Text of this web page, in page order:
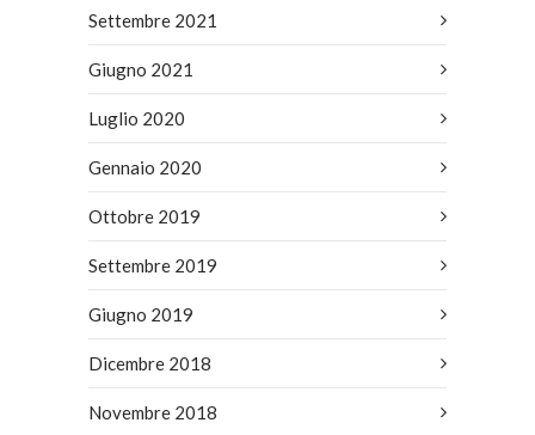
Settembre 2021
Giugno 2021
Luglio 2020
Gennaio 2020
Ottobre 2019
Settembre 2019
Giugno 2019
Dicembre 2018
Novembre 2018